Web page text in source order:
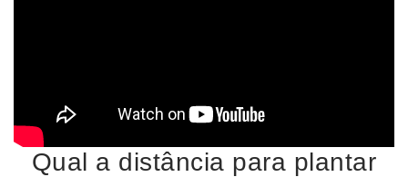
Qual a distância para plantar